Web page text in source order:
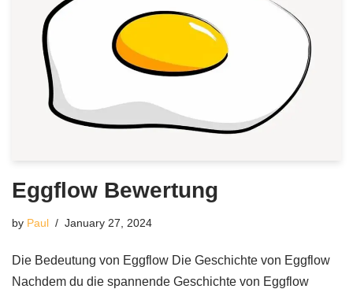
Eggflow Bewertung
by Paul January 27, 2024
Die Bedeutung von Eggflow Die Geschichte von Eggflow
Nachdem du die spannende Geschichte von Eggflow